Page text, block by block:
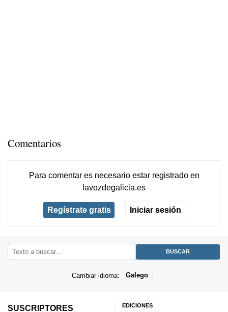
Comentarios
Para comentar es necesario estar registradoen
lavozdegalicia.es
Regístrate gratis Iniciar sesión
Cambiar idioma: Galego
SUSCRIPTORES
EDICIONES